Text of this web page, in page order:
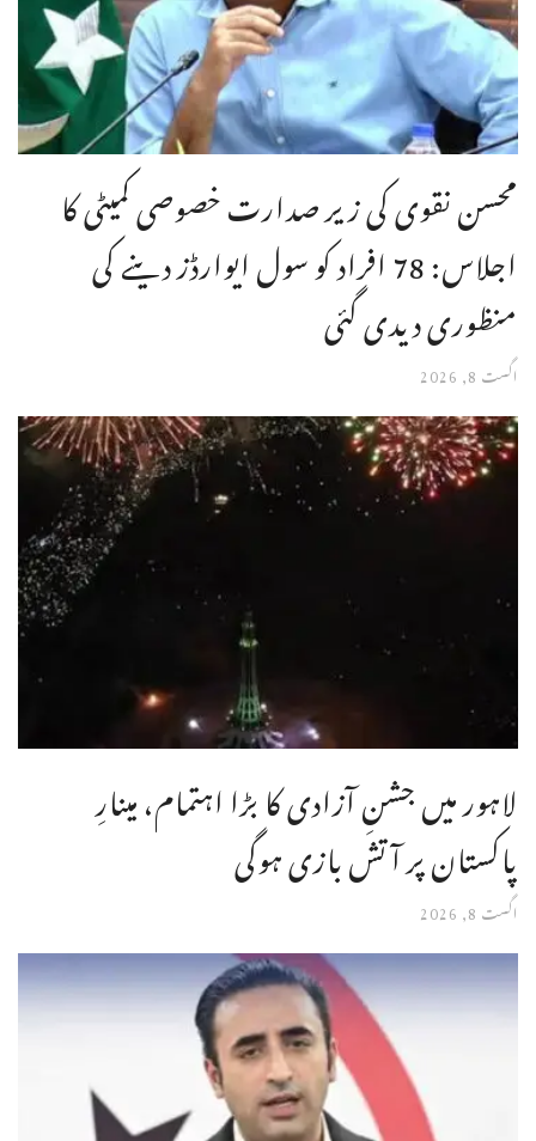
محسن نقوی کی زیر صدارت خصوصی کمیٹی کا
اجلاس: 78 افراد کو سول ایوارڈز دینے کی
منظوری دیدی گئی
اگست 8, 2026
لاہور میں جشنِ آزادی کا بڑا اہتمام، مینارِ
پاکستان پر آتش بازی ہوگی
اگست 8, 2026